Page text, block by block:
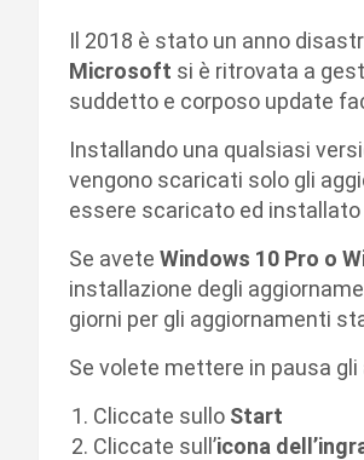
Il 2018 è stato un anno
Microsoft si è ritrovata a
suddetto e corposo update
Installando una qualsiasi
vengono scaricati solo gli
essere scaricato ed
Se avete Windows 10 Pro o
installazione degli
giorni per gli aggiornamenti
Se volete mettere in pausa
Cliccate sullo Start
Cliccate sull’icona